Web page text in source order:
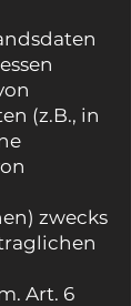
(z.B., in
zwecks
Art. 6